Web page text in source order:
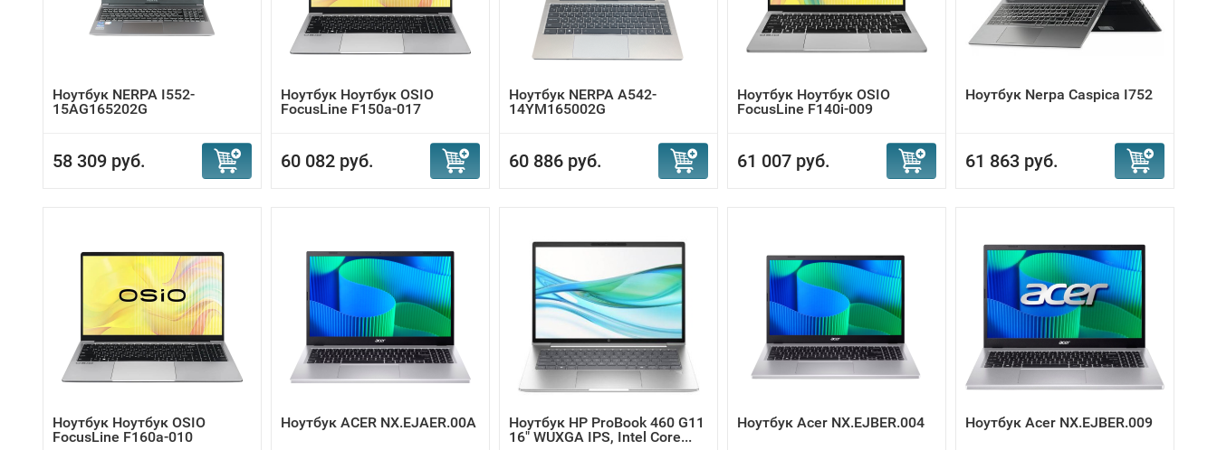
Ноутбук NERPA I552-
15AG165202G
58 309 руб.
Ноутбук Ноутбук OSIO
FocusLine F150a-017
60 082 руб.
Ноутбук NERPA A542-
14YM165002G
60 886 руб.
Ноутбук Ноутбук OSIO
FocusLine F140i-009
61 007 руб.
Ноутбук Nerpa Caspica I752
61 863 руб.
Ноутбук Ноутбук OSIO
FocusLine F160a-010
Ноутбук ACER NX.EJAER.00A
Ноутбук HP ProBook 460 G11
16" WUXGA IPS, Intel Core...
Ноутбук Acer NX.EJBER.004 Ноутбук Acer NX.EJBER.009